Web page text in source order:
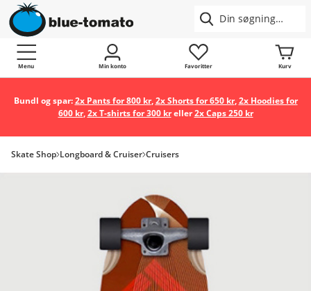
Menu Min konto Favoritter Kurv
Bundl og spar:2x Pants for 800 kr,2x Shorts for 650 kr,2x Hoodies for
600 kr,2x T-shirts for 300 kreller2x Caps 250 kr
Skate Shop Longboard & Cruiser Cruisers